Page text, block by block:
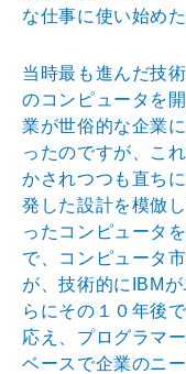
な仕事に使い始めた
当時最も進んだ技
のコンピュータを
業が世俗的な企業
ったのですが、こ
かされつつも直ち
発した設計を模倣
ったコンピュータ
で、コンピュータ
が、技術的にIBM
らにその１０年後
応え、プログラマ
ベースで企業のニ